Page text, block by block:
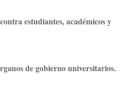
estudiantes, académicos y
de gobierno universitarios.